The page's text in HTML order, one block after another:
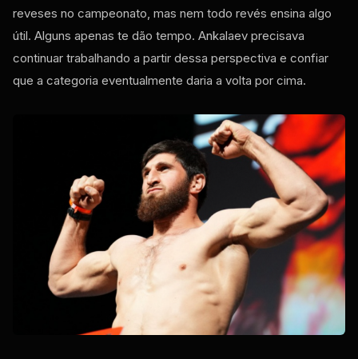
reveses no campeonato, mas nem todo revés ensina algo
útil. Alguns apenas te dão tempo. Ankalaev precisava
continuar trabalhando a partir dessa perspectiva e confiar
que a categoria eventualmente daria a volta por cima.